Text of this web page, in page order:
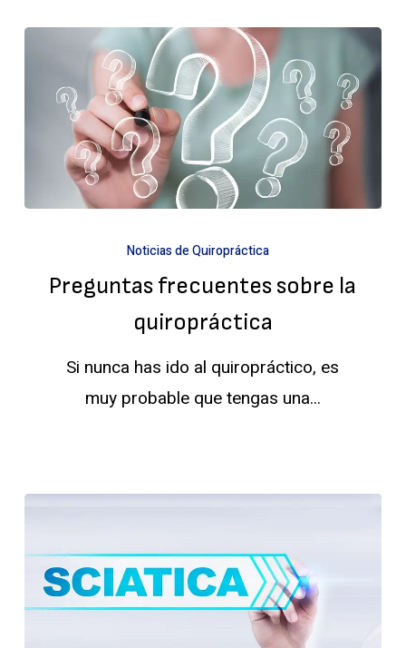
frecuentes
sobre
la
Noticias de Quiropráctica
Preguntas frecuentes sobre la
quiropráctica
Si nunca has ido al quiropráctico, es
muy probable que tengas una...